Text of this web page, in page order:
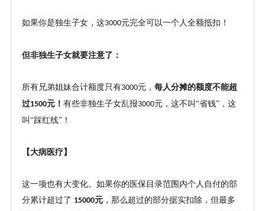
如果你是独生子女，这3000元完全可以一个人全额抵扣！
但非独生子女就要注意了：
所有兄弟姐妹合计额度只有3000元， 每人分摊的额度不能超
过1500元！ 有些非独生子女乱报3000元，这不叫“省钱”，这
叫“踩红线”！
【大病医疗】
这一项也有大变化。如果你的医保目录范围内个人自付的部
分累计超过了 15000元，那么超过的部分据实扣除，但最多